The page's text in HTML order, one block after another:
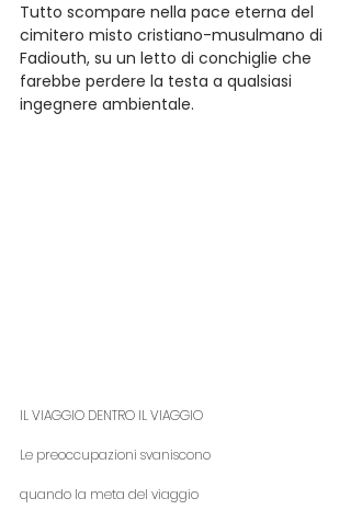
Tutto scompare nella pace eterna del
cimitero misto cristiano-musulmano di
Fadiouth, su un letto di conchiglie che
farebbe perdere la testa a qualsiasi
ingegnere ambientale.
IL VIAGGIO DENTRO IL VIAGGIO
Le preoccupazioni svaniscono
quando la meta del viaggio